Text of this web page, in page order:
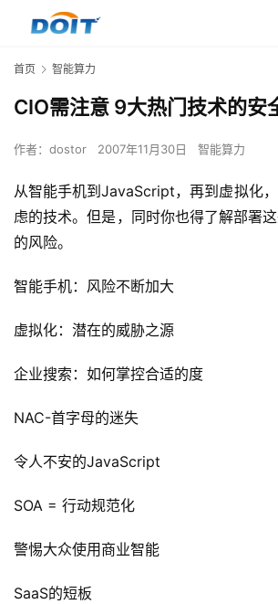
首页 智能算力
CIO需注意 9大热门技术的安
作者： dostor 2007年11月30日 智能算力
从智能手机到JavaScript，再到虚拟化
虑的技术。但是，同时你也得了解部署
的风险。
智能手机：风险不断加大
虚拟化：潜在的威胁之源
企业搜索：如何掌控合适的度
NAC-首字母的迷失
令人不安的JavaScript
SOA = 行动规范化
警惕大众使用商业智能
SaaS的短板